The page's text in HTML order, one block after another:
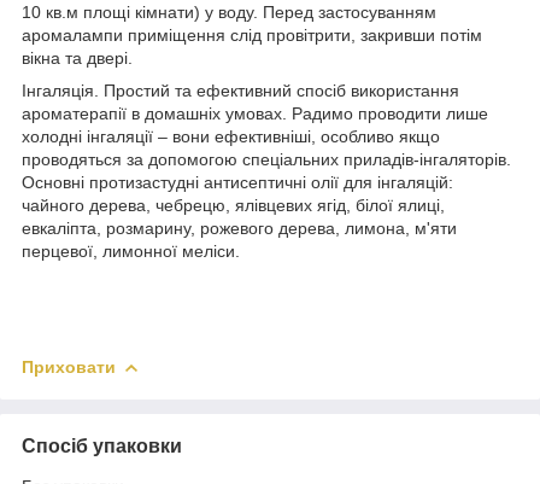
10 кв.м площі кімнати) у воду. Перед застосуванням
аромалампи приміщення слід провітрити, закривши потім
вікна та двері.
Інгаляція. Простий та ефективний спосіб використання
ароматерапії в домашніх умовах. Радимо проводити лише
холодні інгаляції – вони ефективніші, особливо якщо
проводяться за допомогою спеціальних приладів-інгаляторів.
Основні протизастудні антисептичні олії для інгаляцій:
чайного дерева, чебрецю, ялівцевих ягід, білої ялиці,
евкаліпта, розмарину, рожевого дерева, лимона, м'яти
перцевої, лимонної меліси.
Приховати
Спосіб упаковки